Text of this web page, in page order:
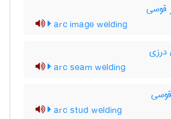
قوسی
arc image welding
arc seam welding
arc stud welding